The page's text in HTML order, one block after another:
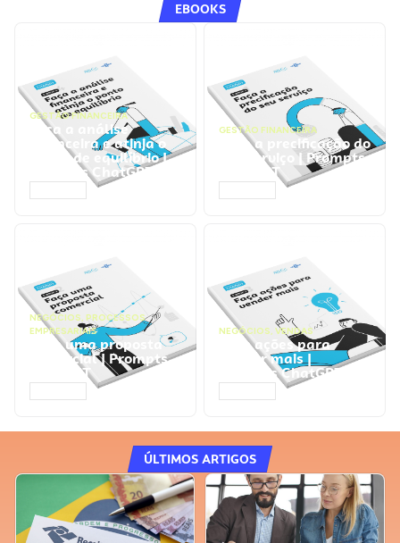
EBOOKS
GESTÃO FINANCEIRA
Faça a análise
financeira e atinja o
ponto de equilíbrio |
Prompts ChatGPT
GESTÃO FINANCEIRA
Faça a precificação do
seu serviço | Prompts
ChatGPT
NEGÓCIOS, PROCESSOS
EMPRESARIAIS
Faça uma proposta
comercial | Prompts
ChatGPT
NEGÓCIOS, VENDAS
Faça ações para
vender mais |
Prompts ChatGPT
ÚLTIMOS ARTIGOS